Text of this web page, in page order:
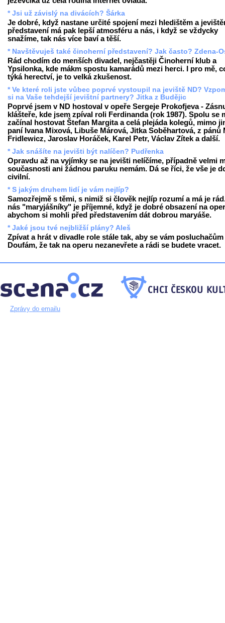
* Jsi už závislý na divácích? Šárka
Je dobré, když nastane určité spojení mezi hledištěm a
představení má pak lepší atmosféru a nás, i když se vždycky
snažíme, tak nás více baví a těší.
* Navštěvuješ také činoherní představení? Jak často? Zdena-
Rád chodím do menších divadel, nejčastěji Činoherní klub a
Ypsilonka, kde mákm spostu kamarádů mezi herci. I pro mě,
týká herectví, je to velká zkušenost.
* Ve které roli jste vůbec poprvé vystoupil na jeviště ND?
si na Vaše tehdejší jevištní partnery? Jitka z Budějic
Poprvé jsem v ND hostoval v opeře Sergeje Prokofjeva -
klášteře, kde jsem zpíval roli Ferdinanda (rok 1987). Spolu se
začínal hostovat Štefan Margita a celá plejáda kolegů, mimo
paní Ivana Mixová, Libuše Márová, Jitka Soběhartová, z pánů
Fridlewicz, Jaroslav Horáček, Karel Petr, Václav Zítek a další.
* Jak snášíte na jevišti být nalíčen? Pudřenka
Opravdu až na vyjímky se na jevišti nelíčíme, případně velmi
současnosti ani žádnou paruku nemám. Dá se říci, že vše je
civilní.
* S jakým druhem lidí je vám nejlíp?
Samozřejmě s těmi, s nimiž si člověk nejlíp rozumí a má je
nás "maryjášníky" je příjemné, když je dobré obsazení na
abychom si mohli před představením dát dobrou maryáše.
* Jaké jsou tvé nejbližší plány? Aleš
Zpívat a hrát v divadle role stále tak, aby se vám
Doufám, že tak na operu nezanevřete a rádi se budete vracet.
Zprávy do emailu